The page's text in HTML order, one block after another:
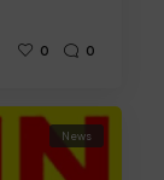
0 0
News